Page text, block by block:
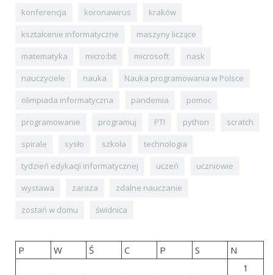
konferencja
koronawirus
kraków
kształcenie informatyczne
maszyny liczące
matematyka
micro:bit microsoft
nask
nauczyciele
nauka
Nauka programowania w Polsce
olimpiada informatyczna
pandemia
pomoc
programowanie
programuj PTI python
scratch
spirale
sysło szkoła
technologia
tydzień edykacji informatycznej
uczeń
uczniowie
wystawa
zaraza
zdalne nauczanie
zostań w domu
świdnica
P W Ś C P S
N
1